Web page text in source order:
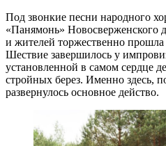
Под звонкие песни народного
«Панямонь» Новосверженского
и жителей торжественно
Шествие завершилось у
установленной в самом сердце
стройных берез. Именно здесь,
развернулось основное действо.